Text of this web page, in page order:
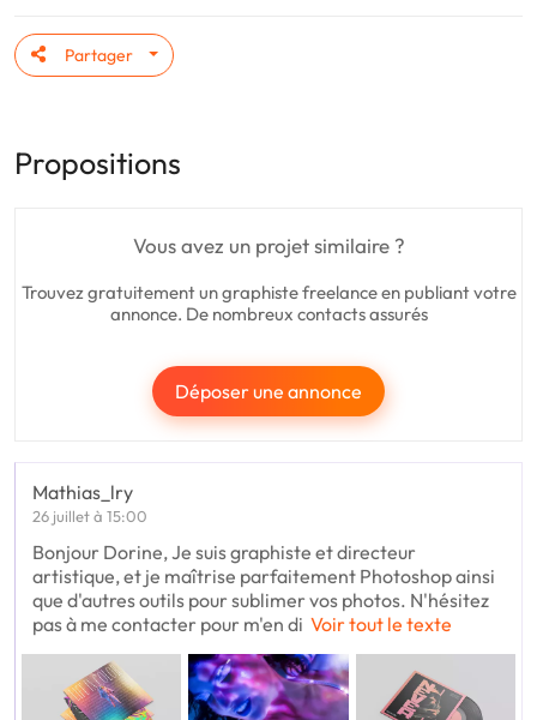
Partager
Propositions
Vous avez un projet similaire ?
Trouvez gratuitement un graphiste freelance en publiant votre
annonce. De nombreux contacts assurés
Déposer une annonce
Mathias_lry
26 juillet à 15:00
Bonjour Dorine, Je suis graphiste et directeur
artistique, et je maîtrise parfaitement Photoshop ainsi
que d'autres outils pour sublimer vos photos. N'hésitez
pas à me contacter pour m'en di Voir tout le texte